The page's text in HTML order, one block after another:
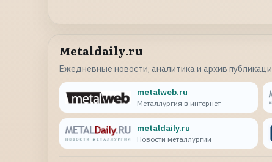
Metaldaily.ru
Ежедневные новости, аналитика и архив
metalweb.ru
Металлургия в интернет
metaldaily.ru
Новости металлургии